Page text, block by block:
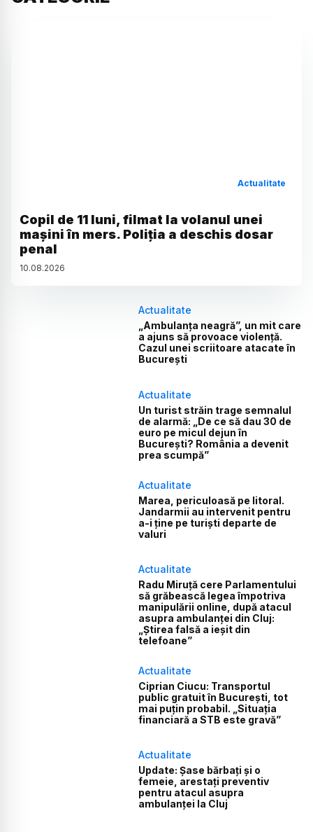
Actualitate
Copil de 11 luni, filmat la volanul unei
mașini în mers. Poliția a deschis dosar
penal
10.08.2026
Actualitate
„Ambulanța neagră”, un mit care
a ajuns să provoace violență.
Cazul unei scriitoare atacate în
București
Actualitate
Un turist străin trage semnalul
de alarmă: „De ce să dau 30 de
euro pe micul dejun în
București? România a devenit
prea scumpă”
Actualitate
Marea, periculoasă pe litoral.
Jandarmii au intervenit pentru
a-i ține pe turiști departe de
valuri
Actualitate
Radu Miruță cere Parlamentului
să grăbească legea împotriva
manipulării online, după atacul
asupra ambulanței din Cluj:
„Știrea falsă a ieșit din
telefoane”
Actualitate
Ciprian Ciucu: Transportul
public gratuit în București, tot
mai puțin probabil. „Situația
financiară a STB este gravă”
Actualitate
Update: Șase bărbați și o
femeie, arestați preventiv
pentru atacul asupra
ambulanței la Cluj